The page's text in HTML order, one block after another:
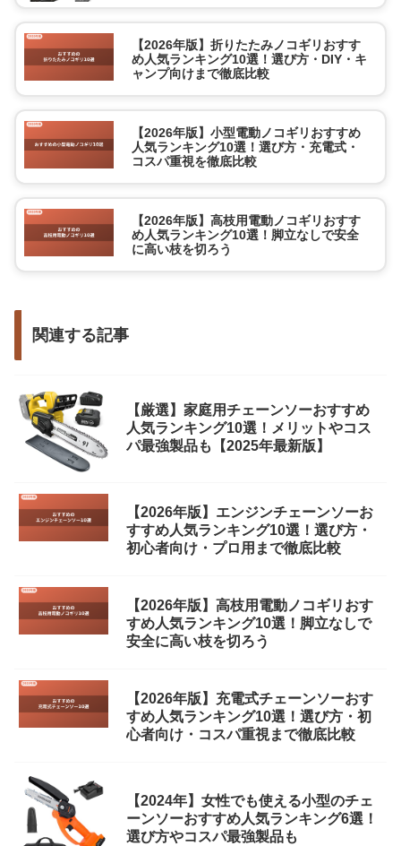
【2026年版】折りたたみノコギリおすす
め人気ランキング10選！選び方・DIY・キ
ャンプ向けまで徹底比較
【2026年版】小型電動ノコギリおすすめ
人気ランキング10選！選び方・充電式・
コスパ重視を徹底比較
【2026年版】高枝用電動ノコギリおすす
め人気ランキング10選！脚立なしで安全
に高い枝を切ろう
関連する記事
【厳選】家庭用チェーンソーおすすめ
人気ランキング10選！メリットやコス
パ最強製品も【2025年最新版】
【2026年版】エンジンチェーンソーお
すすめ人気ランキング10選！選び方・
初心者向け・プロ用まで徹底比較
【2026年版】高枝用電動ノコギリおす
すめ人気ランキング10選！脚立なしで
安全に高い枝を切ろう
【2026年版】充電式チェーンソーおす
すめ人気ランキング10選！選び方・初
心者向け・コスパ重視まで徹底比較
【2024年】女性でも使える小型のチェ
ーンソーおすすめ人気ランキング6選！
選び方やコスパ最強製品も